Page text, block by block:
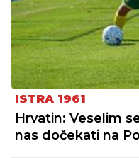
ISTRA 1961
Hrvatin: Veselim
nas dočekati na